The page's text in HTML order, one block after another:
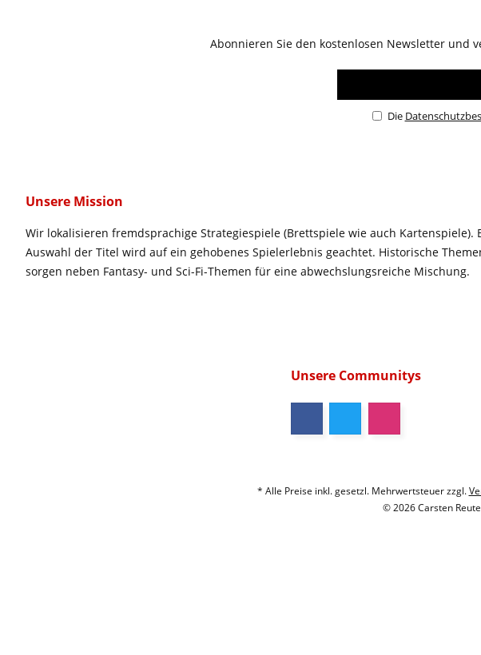
Abonnieren Sie den kostenlosen Newsletter und
Die
Unsere Mission
Wir lokalisieren fremdsprachige Strategiespiele (Brettspiele wie auch Kartenspiele).
Auswahl der Titel wird auf ein gehobenes Spielerlebnis geachtet. Historische
sorgen neben Fantasy- und Sci-Fi-Themen für eine abwechslungsreiche Mischung.
Unsere Communitys
* Alle Preise inkl. gesetzl. Mehrwertsteuer zzgl.
© 2026 Carsten